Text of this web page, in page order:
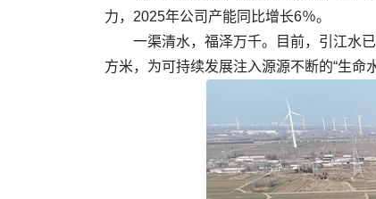
力，2025年公司产能同比增长6％。
一渠清水，福泽万千。目前，引江水
方米，为可持续发展注入源源不断的“生命水